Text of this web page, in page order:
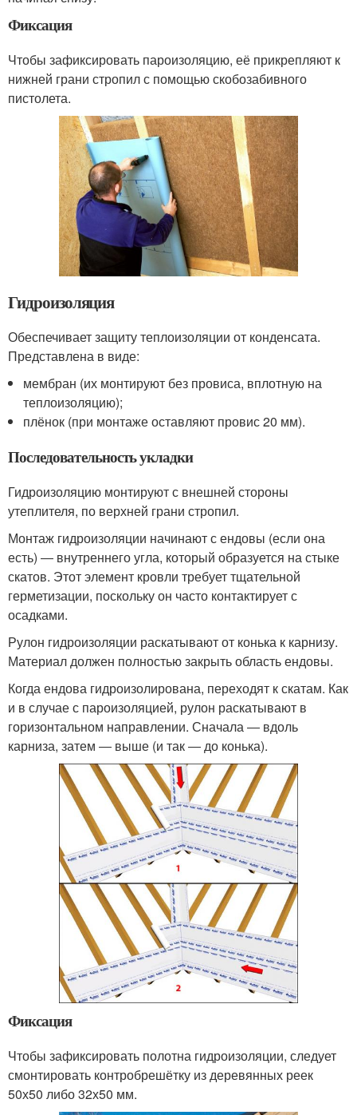
Фиксация
Чтобы зафиксировать пароизоляцию, её прикрепляют к
нижней грани стропил с помощью скобозабивного
пистолета.
Гидроизоляция
Обеспечивает защиту теплоизоляции от конденсата.
Представлена в виде:
мембран (их монтируют без провиса, вплотную на
теплоизоляцию);
плёнок (при монтаже оставляют провис 20 мм).
Последовательность укладки
Гидроизоляцию монтируют с внешней стороны
утеплителя, по верхней грани стропил.
Монтаж гидроизоляции начинают с ендовы (если она
есть) ― внутреннего угла, который образуется на стыке
скатов. Этот элемент кровли требует тщательной
герметизации, поскольку он часто контактирует с
осадками.
Рулон гидроизоляции раскатывают от конька к карнизу.
Материал должен полностью закрыть область ендовы.
Когда ендова гидроизолирована, переходят к скатам. Как
и в случае с пароизоляцией, рулон раскатывают в
горизонтальном направлении. Сначала ― вдоль
карниза, затем ― выше (и так ― до конька).
Фиксация
Чтобы зафиксировать полотна гидроизоляции, следует
смонтировать контробрешётку из деревянных реек
50х50 либо 32х50 мм.